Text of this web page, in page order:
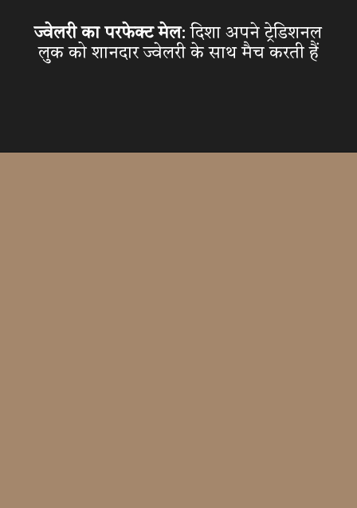
ज्वेलरी का परफेक्ट मेल: दिशा अपने ट्रेडिशनल
लुक को शानदार ज्वेलरी के साथ मैच करती हैं